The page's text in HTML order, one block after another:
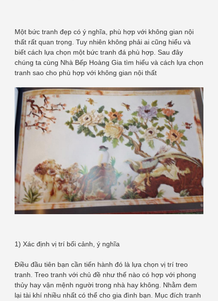
Một bức tranh đẹp có ý nghĩa, phù hợp với không gian nội
thất rất quan trọng. Tuy nhiên không phải ai cũng hiểu và
biết cách lựa chọn một bức tranh đá phù hợp. Sau đây
chúng ta cùng Nhà Bếp Hoàng Gia tìm hiểu và cách lựa chọn
tranh sao cho phù hợp với không gian nội thất
1) Xác định vị trí bối cảnh, ý nghĩa
Điều đầu tiên bạn cần tiến hành đó là lựa chọn vị trí treo
tranh. Treo tranh với chủ đề như thế nào có hợp với phong
thủy hay vận mệnh người trong nhà hay không. Nhằm đem
lại tài khí nhiều nhất có thể cho gia đình bạn. Mục đích tranh